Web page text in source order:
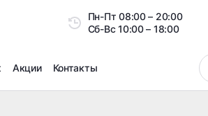
Пн-Пт08:00 – 20:00
Сб-Вс10:00 – 18:00
Акции Контакты